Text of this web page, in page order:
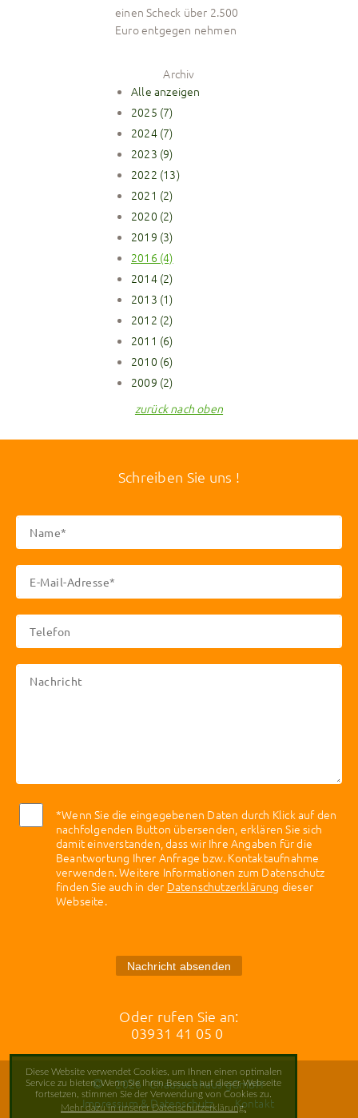
Diese Website verwendet Cookies, um Ihnen einen optimalen
Service zu bieten. Wenn Sie Ihren Besuch auf dieser Webseite
fortsetzen, stimmen Sie der Verwendung von Cookies zu.
Mehr dazu in unserer Datenschutzerklärung.
einen Scheck über 2.500
Euro entgegen nehmen
Archiv
Alle anzeigen
2025 (7)
2024 (7)
2023 (9)
2022 (13)
2021 (2)
2020 (2)
2019 (3)
2016 (4)
2014 (2)
2013 (1)
2012 (2)
2011 (6)
2010 (6)
2009 (2)
zurück nach oben
Schreiben Sie uns !
*Wenn Sie die eingegebenen Daten durch Klick auf den
nachfolgenden Button übersenden, erklären Sie sich
damit einverstanden, dass wir Ihre Angaben für die
Beantwortung Ihrer Anfrage bzw. Kontaktaufnahme
verwenden. Weitere Informationen zum Datenschutz
finden Sie auch in der Datenschutzerklärung dieser
Webseite.
Nachricht absenden
Oder rufen Sie an:
03931 41 05 0
2026 Chausseehaus gGmbH
Impressum & Datenschutz
Kontakt